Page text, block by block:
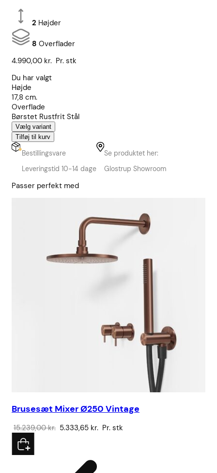
2 Højder
8 Overflader
4.990,00 kr. Pr. stk
Du har valgt
Højde
17,8 cm.
Overflade
Børstet Rustfrit Stål
Vælg variant
Tilføj til kurv
Bestillingsvare
Leveringstid 10-14 dage
Se produktet her:
Glostrup Showroom
Passer perfekt med
Brusesæt Mixer Ø250 Vintage
15.239,00kr. Den
15.239,00 kr..
5.333,65 kr. Den
Pr. stk